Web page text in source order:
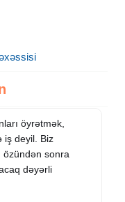
öyrətmək,
iş deyil. Biz
özündən sonra
dəyərli